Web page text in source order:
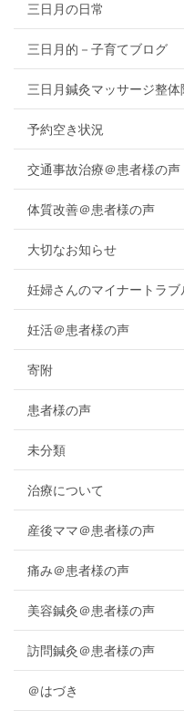
三日月の日常
三日月的－子育てブログ
三日月鍼灸マッサージ整
予約空き状況
交通事故治療＠患者様の声
体質改善＠患者様の声
大切なお知らせ
妊婦さんのマイナートラブ
妊活＠患者様の声
寄附
患者様の声
未分類
治療について
産後ママ＠患者様の声
痛み＠患者様の声
美容鍼灸＠患者様の声
訪問鍼灸＠患者様の声
＠はづき